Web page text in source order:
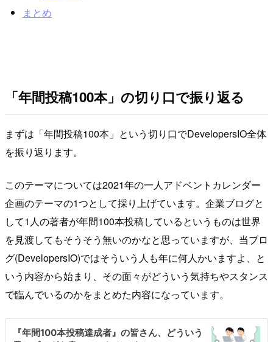
まとめ
「年間投稿100本」の切り口で振り返る
まずは「年間投稿100本」という切り口でDevelopersIO全体
を振り返ります。
このテーマについては2021年の一人アドベントカレンダー
企画のテーマの1つとして採り上げています。企業ブログと
して1人の著者が年間100本投稿しているというものは世界
を見渡してもそうそう無いのかなと思っていますが、当ブロ
グ(DevelopersIO)ではそういう人も年に何人かいますよ、と
いう内容から始まり、その面々がどういう気持ちやスタンス
で臨んでいるのかをまとめた内容になっています。